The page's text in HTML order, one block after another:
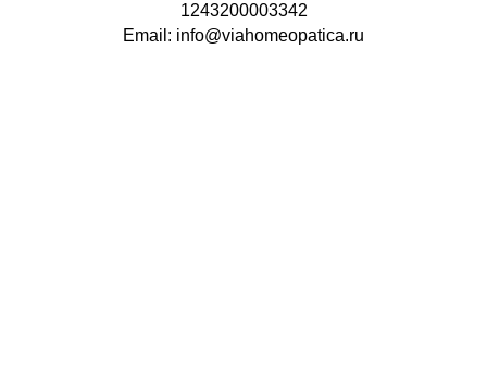
1243200003342
Email: info@viahomeopatica.ru